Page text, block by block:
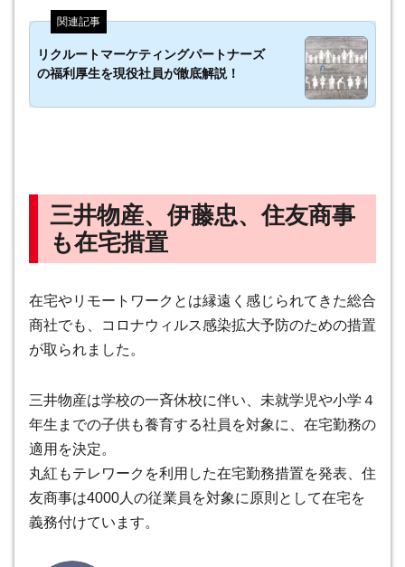
リクルートマーケティングパートナーズ
の福利厚生を現役社員が徹底解説！
三井物産、伊藤忠、住友商事
も在宅措置
在宅やリモートワークとは縁遠く感じられてきた総合
商社でも、コロナウィルス感染拡大予防のための措置
が取られました。
三井物産は学校の一斉休校に伴い、未就学児や小学４
年生までの子供も養育する社員を対象に、在宅勤務の
適用を決定。
丸紅もテレワークを利用した在宅勤務措置を発表、住
友商事は4000人の従業員を対象に原則として在宅を
義務付けています。